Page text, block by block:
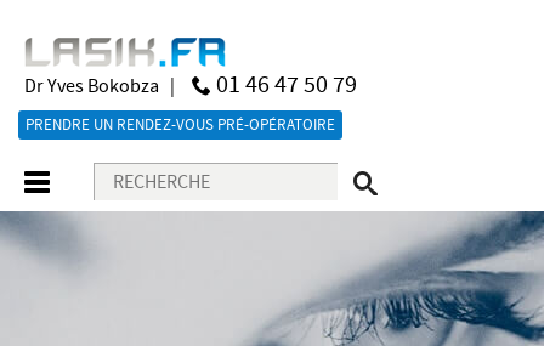
Dr Yves Bokobza | 01 46 47 50 79
PRENDRE UN RENDEZ-VOUS PRÉ-OPÉRATOIRE